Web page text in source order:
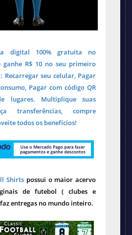
digital 100% gratuita no
ganhe R$ 10 no seu primeiro
Recarregar seu celular, Pagar
Pagar com código QR
lugares. Multiplique suas
transferências, compre
todos os benefícios!
Shirts possui o maior acervo
de futebol ( clubes e
entregas no mundo inteiro.